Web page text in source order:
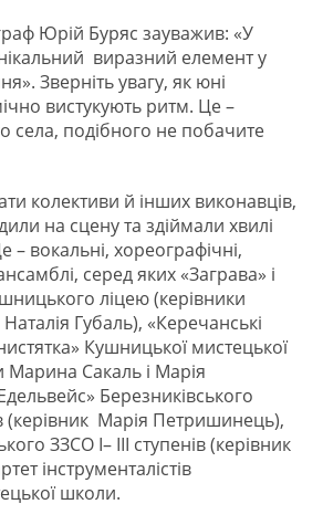
Юрій Буряс зауважив: «У
виразний елемент у
Зверніть увагу, як юні
вистукують ритм. Це –
села, подібного не побачите
колективи й інших виконавців,
на сцену та здіймали хвилі
– вокальні, хореографічні,
серед яких «Заграва» і
ліцею (керівники
Губаль), «Керечанські
Кушницької мистецької
Марина Сакаль і Марія
Березниківського
(керівник Марія Петришинець),
ЗЗСО І– ІІІ ступенів (керівник
інструменталістів
школи.